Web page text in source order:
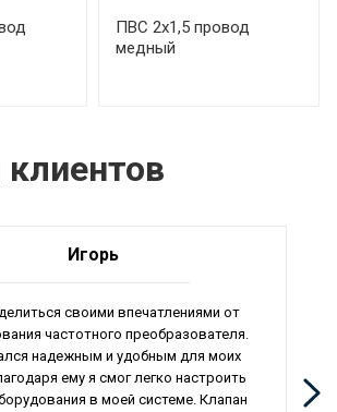
ПВС 2х1,5 провод
медный
Игорь
своими впечатлениями от
частотного преобразователя.
надежным и удобным для моих
ему я смог легко настроить
в моей системе. Клапан